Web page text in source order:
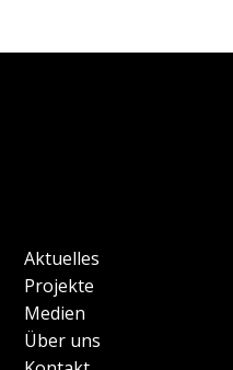
Aktuelles
Projekte
Medien
Über uns